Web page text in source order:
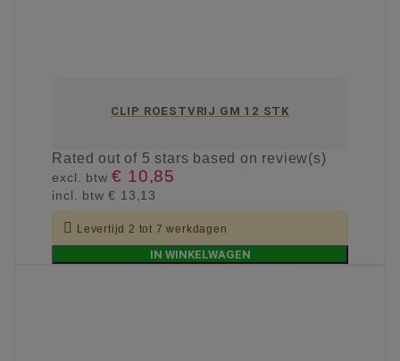
CLIP ROESTVRIJ GM 12 STK
Ratedout of 5 stars based on review(s)
excl. btw€ 10,85
incl. btw€ 13,13
 Levertijd 2 tot 7 werkdagen
IN WINKELWAGEN